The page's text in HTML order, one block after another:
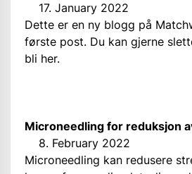
17. January 2022
Dette er en ny blogg på
første post. Du kan gjerne
bli her.
Microneedling for reduksjon
8. February 2022
Microneedling kan redusere